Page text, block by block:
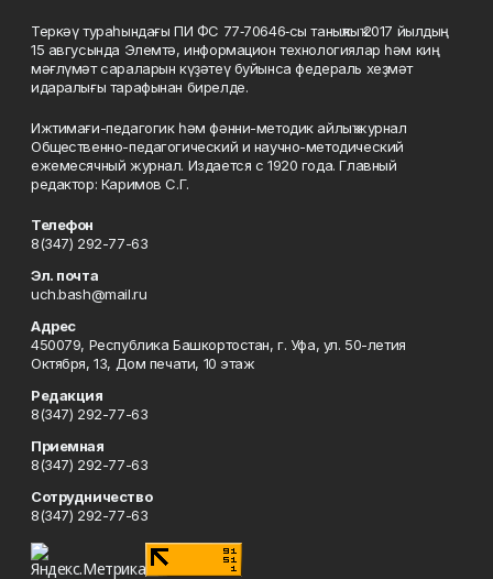
Теркәү тураһындағы ПИ ФС 77‑70646‑сы таныҡлыҡ 2017 йылдың
15 авгусында Элемтә, информацион технологиялар һәм киң
мәғлүмәт сараларын күҙәтеү буйынса федераль хеҙмәт
идаралығы тарафынан бирелде.
Ижтимағи-педагогик һәм фәнни-методик айлыҡ журнал
Общественно-педагогический и научно-методический
ежемесячный журнал. Издается с 1920 года. Главный
редактор: Каримов С.Г.
Телефон
8(347) 292-77-63
Эл. почта
uch.bash@mail.ru
Адрес
450079, Республика Башкортостан, г. Уфа, ул. 50-летия
Октября, 13, Дом печати, 10 этаж
Редакция
8(347) 292-77-63
Приемная
8(347) 292-77-63
Сотрудничество
8(347) 292-77-63